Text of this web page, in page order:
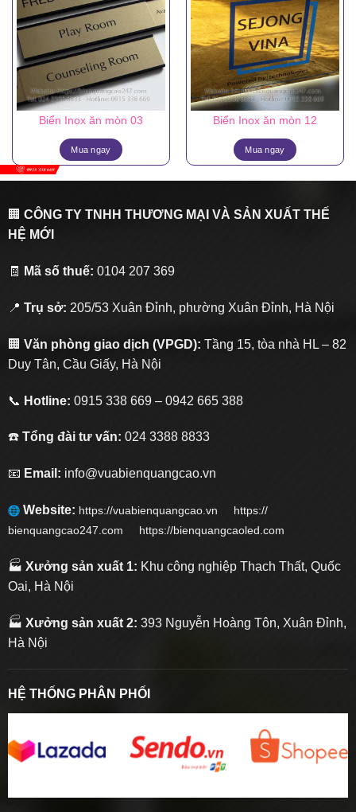
Biển Inox ăn mòn 03
Mua ngay
Biển Inox ăn mòn 12
Mua ngay
🏢 CÔNG TY TNHH THƯƠNG MẠI VÀ SẢN XUẤT THẾ
HỆ MỚI
🧾 Mã số thuế: 0104 207 369
📍 Trụ sở: 205/53 Xuân Đỉnh, phường Xuân Đỉnh, Hà Nội
🏢 Văn phòng giao dịch (VPGD): Tầng 15, tòa nhà HL – 82
Duy Tân, Cầu Giấy, Hà Nội
📞 Hotline: 0915 338 669 – 0942 665 388
☎️ Tổng đài tư vấn: 024 3388 8833
📧 Email: info@vuabienquangcao.vn
Website: https://vuabienquangcao.vn https://
bienquangcao247.com https://bienquangcaoled.com
🏭 Xưởng sản xuất 1: Khu công nghiệp Thạch Thất, Quốc
Oai, Hà Nội
🏭 Xưởng sản xuất 2: 393 Nguyễn Hoàng Tôn, Xuân Đỉnh,
Hà Nội
HỆ THỐNG PHÂN PHỐI